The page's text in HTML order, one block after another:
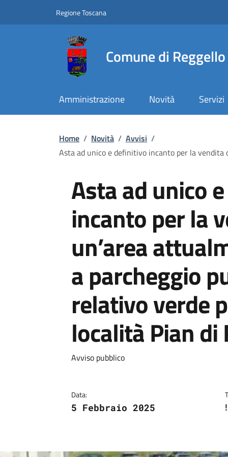
Regione ToscanaSlim top
Comune di Reggello
Amministrazione Novità Servizi
Briciole di pane
Home / Novità / Avvisi /
Asta ad unico e definitivo incanto per la vendita
Asta ad unico
incanto per la
un’area
a parcheggio
relativo verde
località Pian di
Dettagli
Descrizione breve
Avviso pubblico
Data:
5 Febbraio 2025